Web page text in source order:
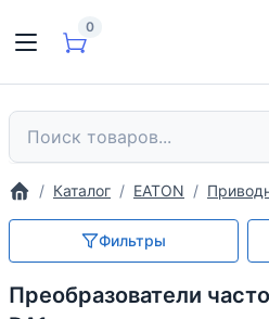
0
Каталог EATON
Фильтры
Преобразователи